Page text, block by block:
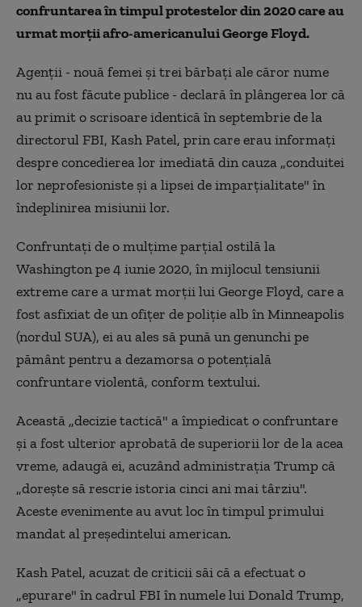
confruntarea în timpul protestelor din 2020 care au
urmat morţii afro-americanului George Floyd.
Agenţii - nouă femei şi trei bărbaţi ale căror nume
nu au fost făcute publice - declară în plângerea lor că
au primit o scrisoare identică în septembrie de la
directorul FBI, Kash Patel, prin care erau informaţi
despre concedierea lor imediată din cauza „conduitei
lor neprofesioniste şi a lipsei de imparţialitate" în
îndeplinirea misiunii lor.
Confruntaţi de o mulţime parţial ostilă la
Washington pe 4 iunie 2020, în mijlocul tensiunii
extreme care a urmat morţii lui George Floyd, care a
fost asfixiat de un ofiţer de poliţie alb în Minneapolis
(nordul SUA), ei au ales să pună un genunchi pe
pământ pentru a dezamorsa o potenţială
confruntare violentă, conform textului.
Această „decizie tactică" a împiedicat o confruntare
şi a fost ulterior aprobată de superiorii lor de la acea
vreme, adaugă ei, acuzând administraţia Trump că
„doreşte să rescrie istoria cinci ani mai târziu".
Aceste evenimente au avut loc în timpul primului
mandat al preşedintelui american.
Kash Patel, acuzat de criticii săi că a efectuat o
„epurare" în cadrul FBI în numele lui Donald Trump,